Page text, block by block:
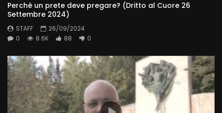
Perchè un prete deve pregare? (Dritto al Cuore 26
Settembre 2024)
STAFF
26/09/2024
0
8.6K 88 0